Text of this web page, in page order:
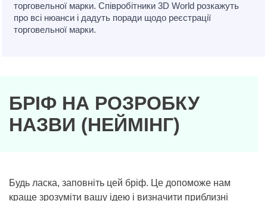
торговельної марки. Співробітники 3D World розкажуть
про всі нюанси і дадуть поради щодо реєстрації
торговельної марки.
БРІФ НА РОЗРОБКУ
НАЗВИ (НЕЙМІНГ)
Будь ласка, заповніть цей бріф. Це допоможе нам
краще зрозуміти вашу ідею і визначити приблизні